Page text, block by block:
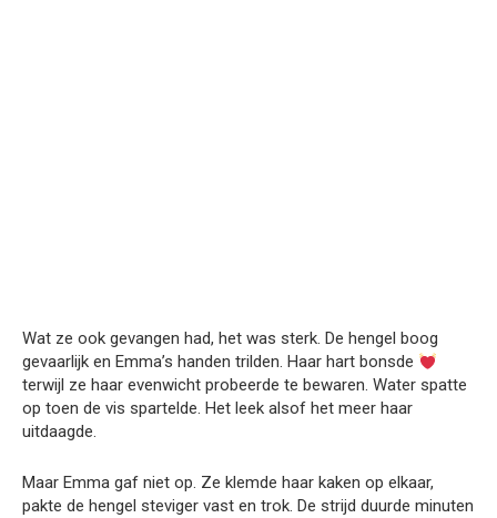
Wat ze ook gevangen had, het was sterk. De hengel boog
gevaarlijk en Emma’s handen trilden. Haar hart bonsde
terwijl ze haar evenwicht probeerde te bewaren. Water spatte
op toen de vis spartelde. Het leek alsof het meer haar
uitdaagde.
Maar Emma gaf niet op. Ze klemde haar kaken op elkaar,
pakte de hengel steviger vast en trok. De strijd duurde minuten